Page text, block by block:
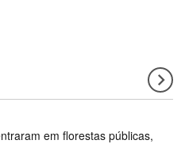
em florestas públicas,